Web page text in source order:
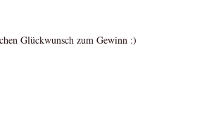
Glückwunsch zum Gewinn :)